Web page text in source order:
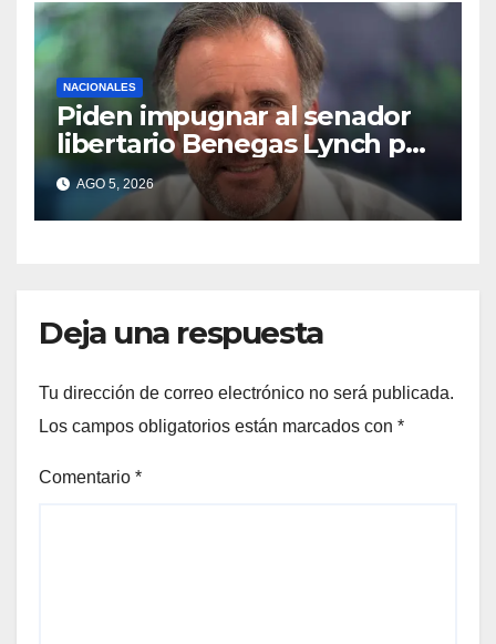
NACIONALES
Piden impugnar al senador
libertario Benegas Lynch por
tener una empresa que
vende tierras a extranjeros
AGO 5, 2026
Deja una respuesta
Tu dirección de correo electrónico no será publicada.
Los campos obligatorios están marcados con *
Comentario *